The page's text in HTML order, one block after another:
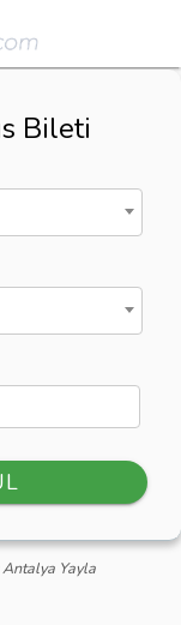
Bileti
Antalya Yayla